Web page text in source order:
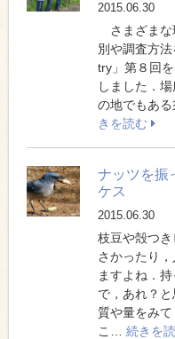
2015.06.30
さまざまな
別や調査方
try」第８回
しました．
の地でもあ
きを読む
ナッツを振
ケス
2015.06.30
枝豆や殻つ
さかったり
ますよね．
で，あれ？
質や量をみ
こ… 続きを